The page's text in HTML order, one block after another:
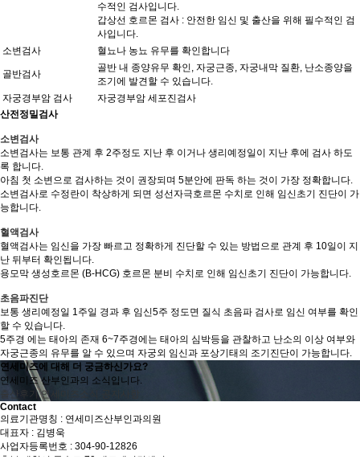
수적인 검사입니다.
갑상선 호르몬 검사 : 안전한 임신 및 출산을 위해 필수적인 검
사입니다.
소변검사
혈뇨나 농뇨 유무를 확인합니다
골반검사
골반 내 종양유무 확인, 자궁근종, 자궁내막 질환, 난소종양을
조기에 발견할 수 있습니다.
자궁경부암 검사
자궁경부암 세포진검사
산전정밀검사
소변검사
소변검사는 보통 관계 후 2주정도 지난 후 이거나 생리예정일이 지난 후에 검사 하도
록 합니다.
아침 첫 소변으로 검사하는 것이 권장되며 5분안에 판독 하는 것이 가장 정확합니다.
소변검사로 수정란이 착상하게 되면 성선자극호르몬 수치로 인해 임신초기 진단이 가
능합니다.
혈액검사
혈액검사는 임신을 가장 빠르고 정확하게 진단할 수 있는 방법으로 관계 후 10일이 지
난 뒤부터 확인됩니다.
용모막 생성호르몬 (B-HCG) 호르몬 분비 수치로 인해 임신초기 진단이 가능합니다.
초음파진단
보통 생리예정일 1주일 경과 후 임신5주 정도면 질식 초음파 검사로 임신 여부를 확인
할 수 있습니다.
5주경 에는 태아의 존재 6~7주경에는 태아의 심박등을 관찰하고 난소의 이상 여부와
자궁근종의 유무를 알 수 있으며 자궁외 임신과 포상기태의 조기진단이 가능합니다.
연세미즈에 대해 더 궁금하신가요?
연세미즈 산부인과의 소식입니다.
출산후기 연세미즈소식
Contact
의료기관명칭 : 연세미즈산부인과의원
대표자 : 김병욱
사업자등록번호 : 304-90-12826
충북 제천시 독순로 79 내토메디컬센터